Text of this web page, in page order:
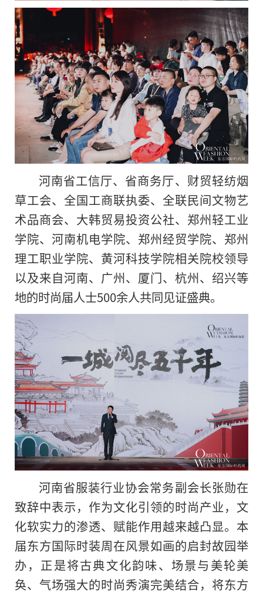
河南省工信厅、省商务厅、财贸轻纺烟
草工会、全国工商联执委、全联民间文物艺
术品商会、大韩贸易投资公社、郑州轻工业
学院、河南机电学院、郑州经贸学院、郑州
理工职业学院、黄河科技学院相关院校领导
以及来自河南、广州、厦门、杭州、绍兴等
地的时尚届人士500余人共同见证盛典。
河南省服装行业协会常务副会长张勋在
致辞中表示，作为文化引领的时尚产业，文
化软实力的渗透、赋能作用越来越凸显。本
届东方国际时装周在风景如画的启封故园举
办，正是将古典文化韵味、场景与美轮美
奂、气场强大的时尚秀演完美结合，将东方